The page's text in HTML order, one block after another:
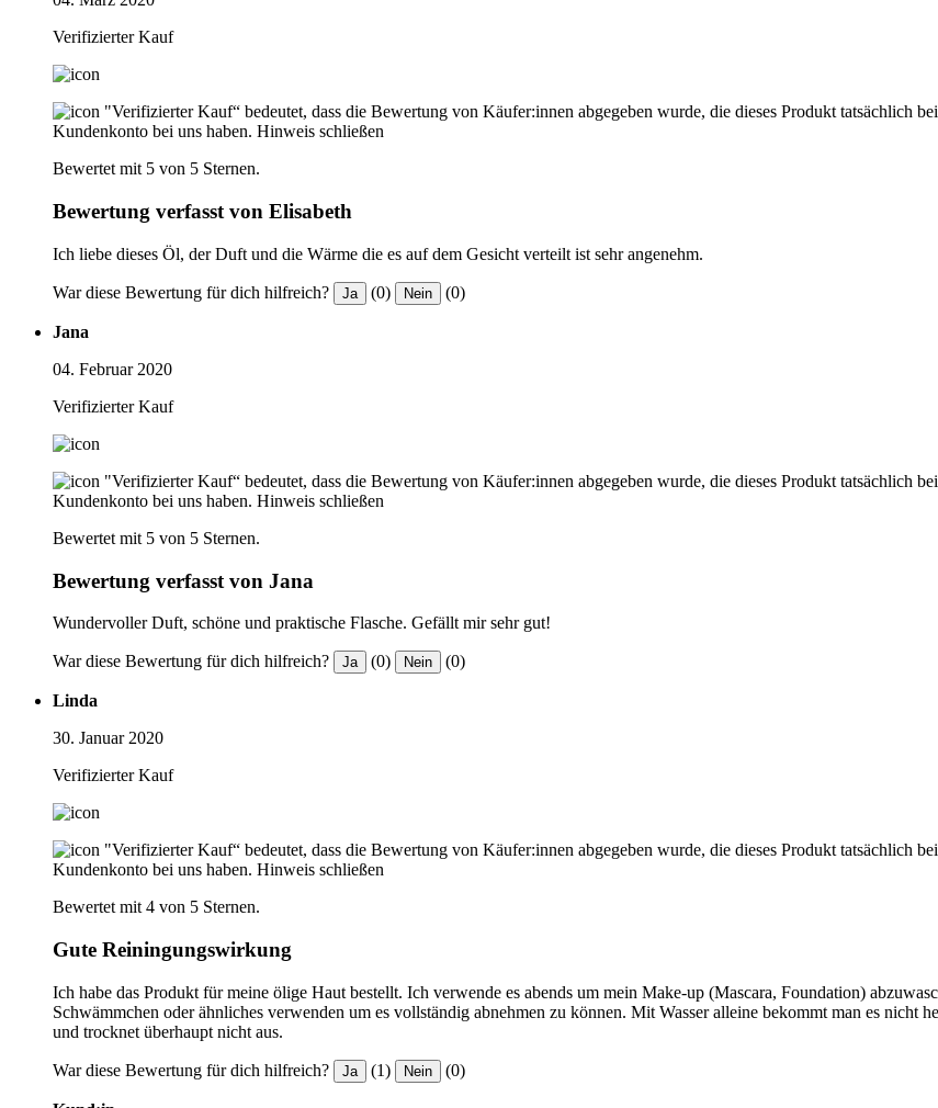
Verifizierter Kauf
"Verifizierter Kauf“ bedeutet, dass die Bewertung von Käufer:innen abgegeben wurde, die dieses Produkt tatsächlich
Kundenkonto bei uns haben. Hinweis schließen
Bewertet mit 5 von 5 Sternen.
Bewertung verfasst von Elisabeth
Ich liebe dieses Öl, der Duft und die Wärme die es auf dem Gesicht verteilt ist sehr angenehm.
War diese Bewertung für dich hilfreich? Ja (0) Nein (0)
Jana
04. Februar 2020
Verifizierter Kauf
"Verifizierter Kauf“ bedeutet, dass die Bewertung von Käufer:innen abgegeben wurde, die dieses Produkt tatsächlich
Kundenkonto bei uns haben. Hinweis schließen
Bewertet mit 5 von 5 Sternen.
Bewertung verfasst von Jana
Wundervoller Duft, schöne und praktische Flasche. Gefällt mir sehr gut!
War diese Bewertung für dich hilfreich? Ja (0) Nein (0)
Linda
30. Januar 2020
Verifizierter Kauf
"Verifizierter Kauf“ bedeutet, dass die Bewertung von Käufer:innen abgegeben wurde, die dieses Produkt tatsächlich
Kundenkonto bei uns haben. Hinweis schließen
Bewertet mit 4 von 5 Sternen.
Gute Reiningungswirkung
Ich habe das Produkt für meine ölige Haut bestellt. Ich verwende es abends um mein Make-up (Mascara, Foundation)
Schwämmchen oder ähnliches verwenden um es vollständig abnehmen zu können. Mit Wasser alleine bekommt man es nicht
und trocknet überhaupt nicht aus.
War diese Bewertung für dich hilfreich? Ja (1) Nein (0)